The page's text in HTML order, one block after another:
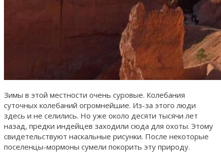
Зимы в этой местности очень суровые. Колебания
суточных колебаний огромнейшие. Из-за этого люди
здесь и не селились. Но уже около десяти тысячи лет
назад, предки индейцев заходили сюда для охоты. Этому
свидетельствуют наскальные рисунки. После некоторые
поселенцы-мормоны сумели покорить эту природу.